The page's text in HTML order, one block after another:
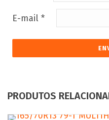
E-mail *
PRODUTOS